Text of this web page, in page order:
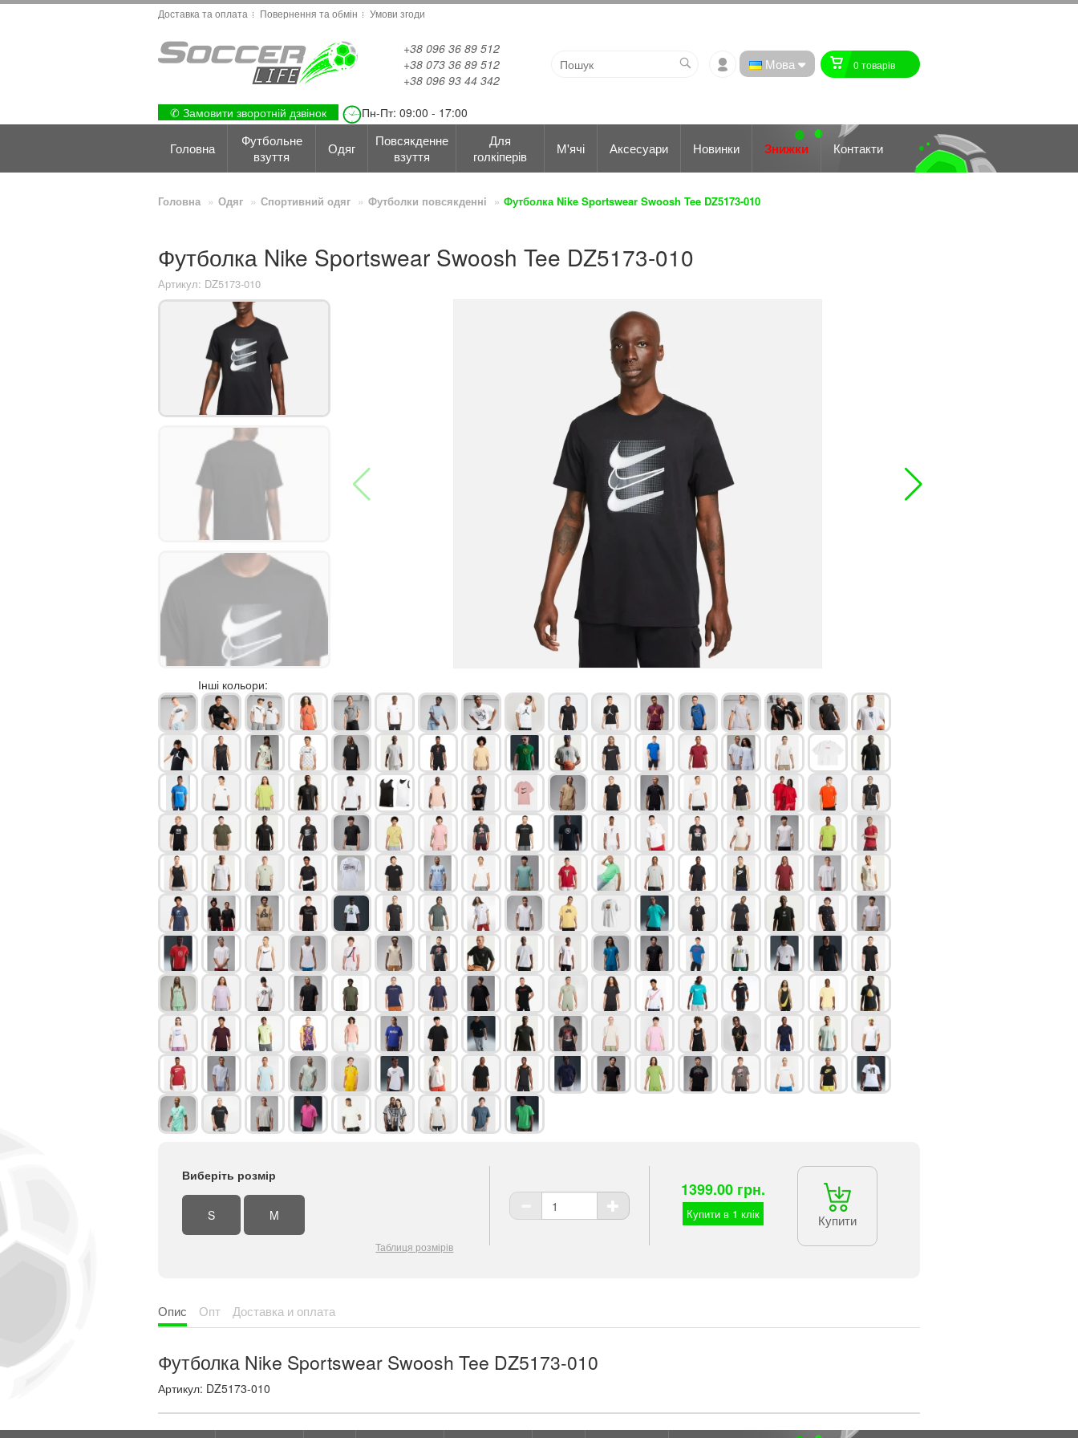
Доставка та оплата Повернення та обмін Умови згоди
+38 096 36 89 512
+38 073 36 89 512
+38 096 93 44 342
✆ Замовити зворотній дзвінок Пн-Пт: 09:00 - 17:00
Мова 0 товарiв
Головна
Футбольне
взуття
Одяг
Повсякденне
взуття
Для
голкіперів
М'ячі Аксесуари Новинки Знижки Контакти
Головна Одяг Спортивний одяг Футболки повсякденнi Футболка Nike Sportswear Swoosh Tee DZ5173-010
Футболка Nike Sportswear Swoosh Tee DZ5173-010
Артикул: DZ5173-010
Інші кольори:
Виберіть розмір
S M
Таблиця розмірів
1399.00 грн.
Купити в 1 клік Купити
Опис Опт Доставка и оплата
Футболка Nike Sportswear Swoosh Tee DZ5173-010
Артикул: DZ5173-010